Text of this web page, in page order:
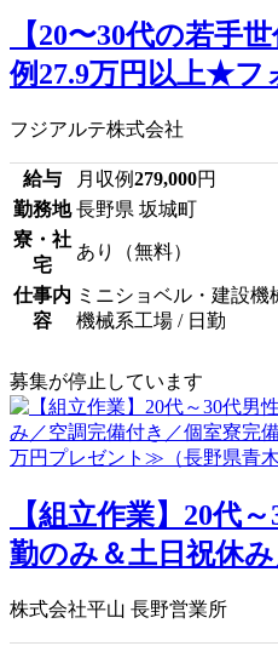
【20〜30代の若手
例27.9万円以上★フ
フジアルテ株式会社
給与 月収例279,000円
勤務地 長野県 坂城町
寮・社
宅
あり（無料）
仕事内
容
ミニショベル・建設
機械系工場 / 日勤
募集が停止しています
【組立作業】20代
勤のみ＆土日祝休
株式会社平山 長野営業所